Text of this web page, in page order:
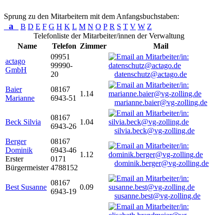
Sprung zu den Mitarbeitern mit dem Anfangsbuchstaben:
a B D E F G H K L M N O P R S T V W Z
Telefonliste der Mitarbeiter/innen der Verwaltung
Name
Telefon Zimmer
Mail
actago
GmbH
09951
99990-
20
datenschutz@actago.de
Baier
Marianne
08167
6943-51
1.14
marianne.baier@vg-zolling.de
Beck Silvia
08167
6943-26
1.04
silvia.beck@vg-zolling.de
Berger
Dominik
Erster
Bürgermeister
08167
6943-46
0171
4788152
1.12
dominik.berger@vg-zolling.de
Best Susanne
08167
6943-19
0.09
susanne.best@vg-zolling.de